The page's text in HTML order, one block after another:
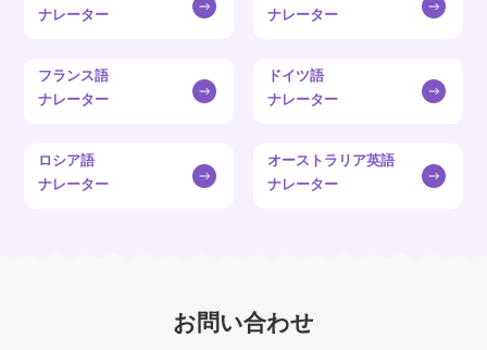
ナレーター
ナレーター
フランス語
ナレーター
ドイツ語
ナレーター
ロシア語
ナレーター
オーストラリア英語
ナレーター
お問い合わせ